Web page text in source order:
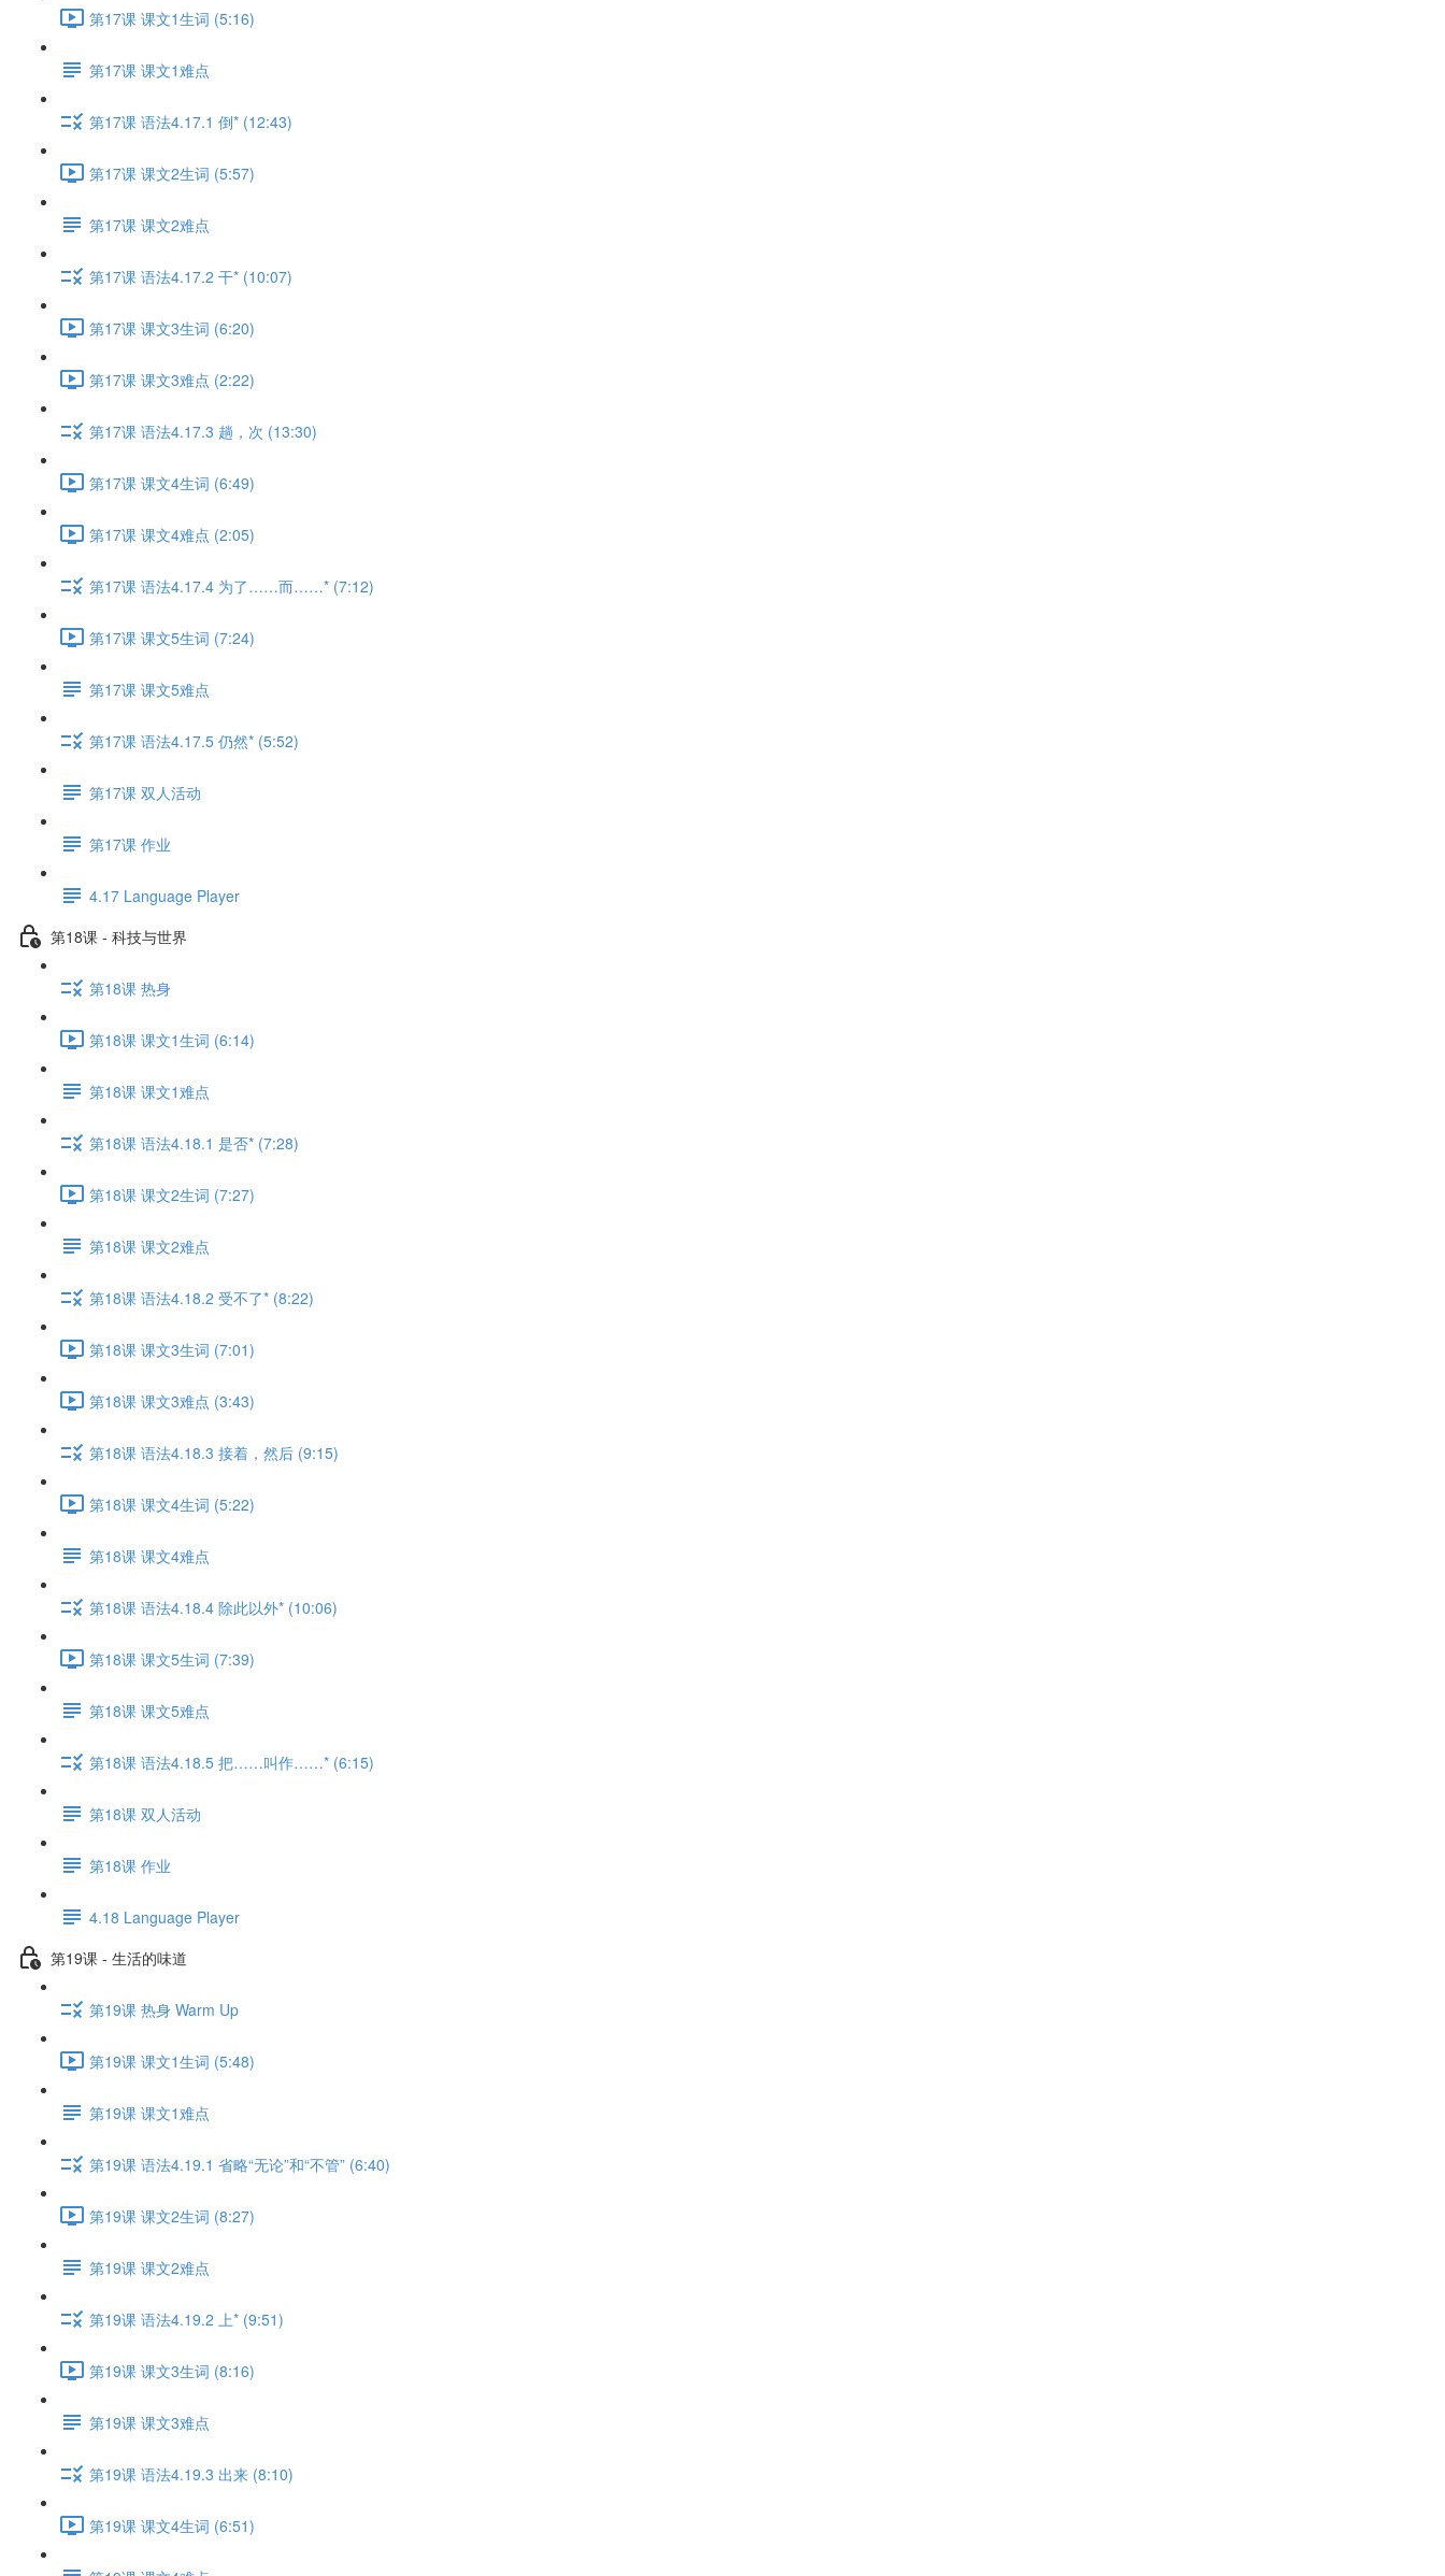
第17课 课文1生词 (5:16)
第17课 课文1难点
第17课 语法4.17.1 倒* (12:43)
第17课 课文2生词 (5:57)
第17课 课文2难点
第17课 语法4.17.2 干* (10:07)
第17课 课文3生词 (6:20)
第17课 课文3难点 (2:22)
第17课 语法4.17.3 趟，次 (13:30)
第17课 课文4生词 (6:49)
第17课 课文4难点 (2:05)
第17课 语法4.17.4 为了……而……* (7:12)
第17课 课文5生词 (7:24)
第17课 课文5难点
第17课 语法4.17.5 仍然* (5:52)
第17课 双人活动
第17课 作业
4.17 Language Player
第18课 - 科技与世界
第18课 热身
第18课 课文1生词 (6:14)
第18课 课文1难点
第18课 语法4.18.1 是否* (7:28)
第18课 课文2生词 (7:27)
第18课 课文2难点
第18课 语法4.18.2 受不了* (8:22)
第18课 课文3生词 (7:01)
第18课 课文3难点 (3:43)
第18课 语法4.18.3 接着，然后 (9:15)
第18课 课文4生词 (5:22)
第18课 课文4难点
第18课 语法4.18.4 除此以外* (10:06)
第18课 课文5生词 (7:39)
第18课 课文5难点
第18课 语法4.18.5 把……叫作……* (6:15)
第18课 双人活动
第18课 作业
4.18 Language Player
第19课 - 生活的味道
第19课 热身 Warm Up
第19课 课文1生词 (5:48)
第19课 课文1难点
第19课 语法4.19.1 省略“无论”和“不管” (6:40)
第19课 课文2生词 (8:27)
第19课 课文2难点
第19课 语法4.19.2 上* (9:51)
第19课 课文3生词 (8:16)
第19课 课文3难点
第19课 语法4.19.3 出来 (8:10)
第19课 课文4生词 (6:51)